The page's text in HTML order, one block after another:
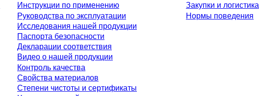
Инструкции по применению
Руководства по эксплуатации
Исследования нашей продукции
Паспорта безопасности
Декларации соответствия
Видео о нашей продукции
Контроль качества
Свойства материалов
Степени чистоты и сертификаты
Закупки и логистика
Нормы поведения